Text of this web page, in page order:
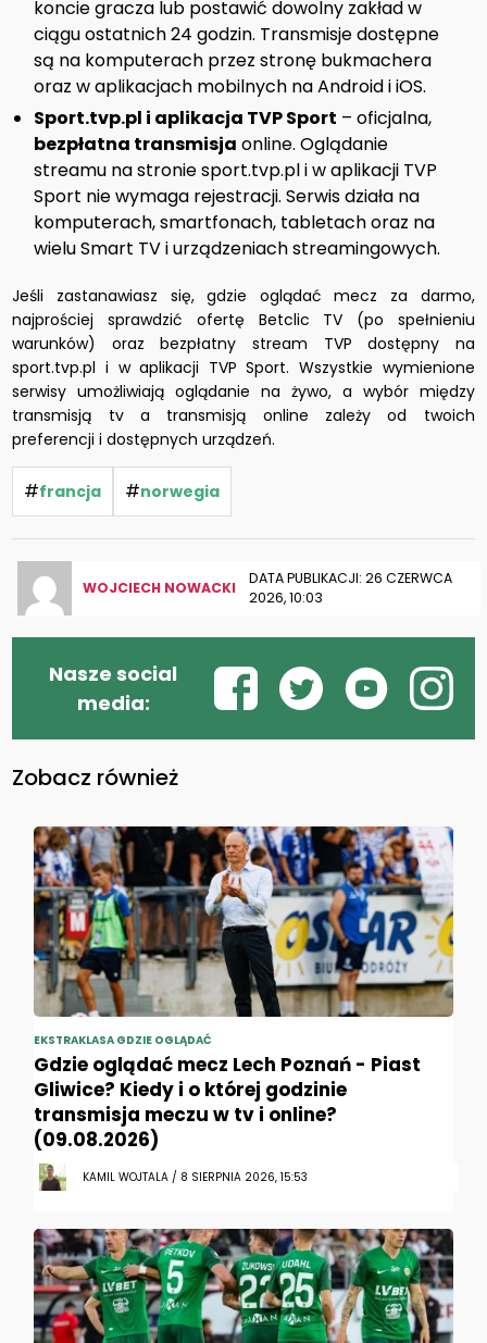
koncie gracza lub postawić dowolny zakład w
ciągu ostatnich 24 godzin. Transmisje dostępne
są na komputerach przez stronę bukmachera
oraz w aplikacjach mobilnych na Android i iOS.
Sport.tvp.pl i aplikacja TVP Sport – oficjalna,
bezpłatna transmisja online. Oglądanie
streamu na stronie sport.tvp.pl i w aplikacji TVP
Sport nie wymaga rejestracji. Serwis działa na
komputerach, smartfonach, tabletach oraz na
wielu Smart TV i urządzeniach streamingowych.
Jeśli zastanawiasz się, gdzie oglądać mecz za darmo,
najprościej sprawdzić ofertę Betclic TV (po spełnieniu
warunków) oraz bezpłatny stream TVP dostępny na
sport.tvp.pl i w aplikacji TVP Sport. Wszystkie wymienione
serwisy umożliwiają oglądanie na żywo, a wybór między
transmisją tv a transmisją online zależy od twoich
preferencji i dostępnych urządzeń.
#francja #norwegia
WOJCIECH NOWACKI
DATA PUBLIKACJI: 26 CZERWCA
2026, 10:03
Nasze social
media:
Zobacz również
EKSTRAKLASA GDZIE OGLĄDAĆ
Gdzie oglądać mecz Lech Poznań - Piast
Gliwice? Kiedy i o której godzinie
transmisja meczu w tv i online?
(09.08.2026)
KAMIL WOJTALA / 8 SIERPNIA 2026, 15:53